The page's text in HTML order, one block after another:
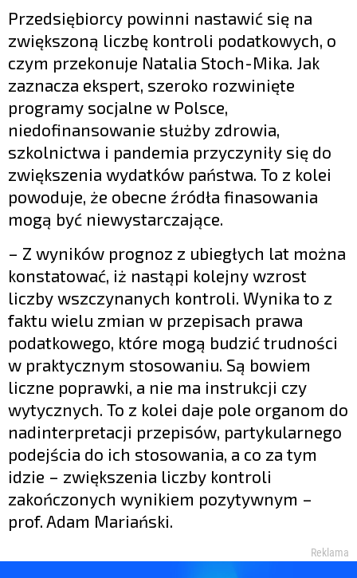
Przedsiębiorcy powinni nastawić się na
zwiększoną liczbę kontroli podatkowych, o
czym przekonuje Natalia Stoch-Mika. Jak
zaznacza ekspert, szeroko rozwinięte
programy socjalne w Polsce,
niedofinansowanie służby zdrowia,
szkolnictwa i pandemia przyczyniły się do
zwiększenia wydatków państwa. To z kolei
powoduje, że obecne źródła finasowania
mogą być niewystarczające.
– Z wyników prognoz z ubiegłych lat można
konstatować, iż nastąpi kolejny wzrost
liczby wszczynanych kontroli. Wynika to z
faktu wielu zmian w przepisach prawa
podatkowego, które mogą budzić trudności
w praktycznym stosowaniu. Są bowiem
liczne poprawki, a nie ma instrukcji czy
wytycznych. To z kolei daje pole organom do
nadinterpretacji przepisów, partykularnego
podejścia do ich stosowania, a co za tym
idzie – zwiększenia liczby kontroli
zakończonych wynikiem pozytywnym –
prof. Adam Mariański.
Reklama